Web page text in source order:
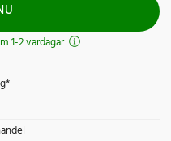
1-2 vardagar